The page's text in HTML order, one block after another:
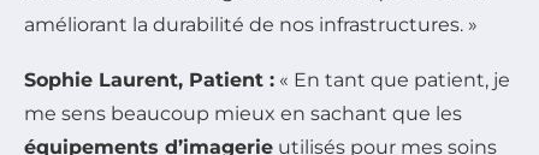
améliorant la durabilité de nos infrastructures. »
Sophie Laurent, Patient : « En tant que patient, je
me sens beaucoup mieux en sachant que les
équipements d’imagerie utilisés pour mes soins